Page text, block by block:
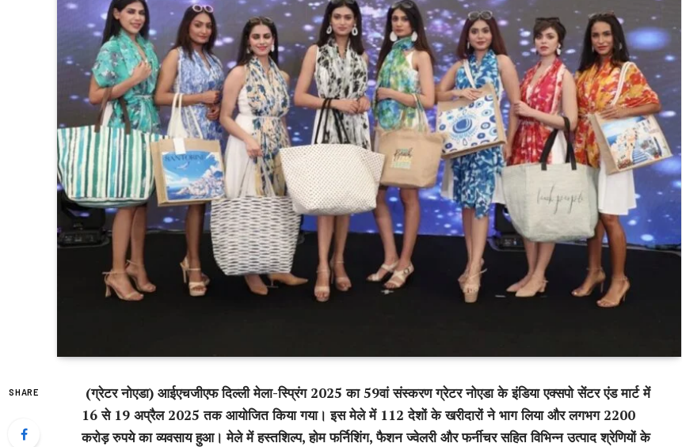
SHARE
(ग्रेटर नोएडा) आईएचजीएफ दिल्ली मेला-स्प्रिंग 2025 का 59वां संस्करण ग्रेटर नोएडा के इंडिया एक्सपो सेंटर एंड मार्ट में
16 से 19 अप्रैल 2025 तक आयोजित किया गया। इस मेले में 112 देशों के खरीदारों ने भाग लिया और लगभग 2200
करोड़ रुपये का व्यवसाय हुआ। मेले में हस्तशिल्प,होम फर्निशिंग,फैशन ज्वेलरी और फर्नीचर सहित विभिन्न उत्पाद श्रेणियों के